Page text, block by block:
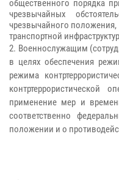
общественного порядка
чрезвычайных
чрезвычайного положения,
транспортной
2. Военнослужащим
в целях обеспечения
режима
контртеррористической
применение мер и
соответственно
положении и о